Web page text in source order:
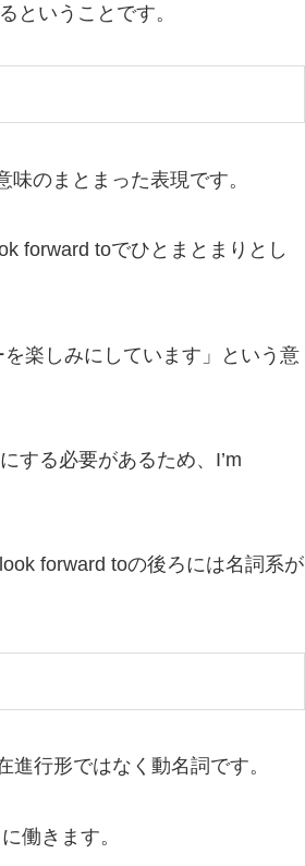
ということです。
のまとまった表現です。
forward toでひとまとまりとし
楽しみにしています」という意
する必要があるため、I’m
forward toの後ろには名詞系が
行形ではなく動名詞です。
働きます。